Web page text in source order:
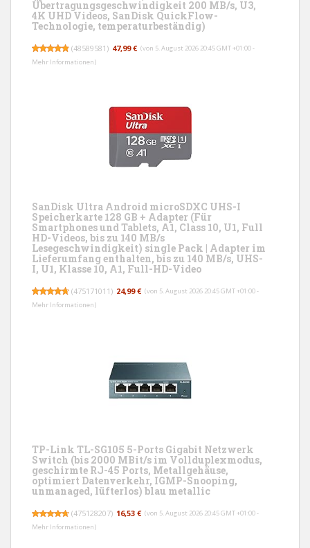
Übertragungsgeschwindigkeit 200 MB/s, U3,
4K UHD Videos, SanDisk QuickFlow-
Technologie, temperaturbeständig)
(48589581 ) 47,99 € (von 5. August 2026 20:45 GMT +01:00 -
Mehr Informationen)
SanDisk Ultra Android microSDXC UHS-I
Speicherkarte 128 GB + Adapter (Für
Smartphones und Tablets, A1, Class 10, U1, Full
HD-Videos, bis zu 140 MB/s
Lesegeschwindigkeit) single Pack | Adapter im
Lieferumfang enthalten, bis zu 140 MB/s, UHS-
I, U1, Klasse 10, A1, Full-HD-Video
(475171011 ) 24,99 € (von 5. August 2026 20:45 GMT +01:00 -
Mehr Informationen)
TP-Link TL-SG105 5-Ports Gigabit Netzwerk
Switch (bis 2000 MBit/s im Vollduplexmodus,
geschirmte RJ-45 Ports, Metallgehäuse,
optimiert Datenverkehr, IGMP-Snooping,
unmanaged, lüfterlos) blau metallic
(475128207) 16,53 € (von 5. August 2026 20:45 GMT +01:00 -
Mehr Informationen)